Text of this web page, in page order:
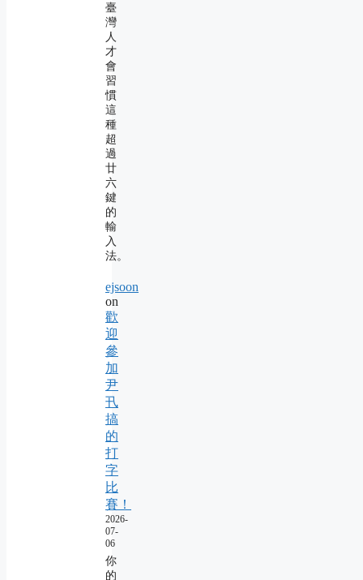
臺
灣
人
才
會
習
慣
這
種
超
過
廿
六
鍵
的
輸
入
法。
ejsoon
on
歡
迎
參
加
尹
卂
搞
的
打
字
比
賽！
2026-
07-
06
你
的